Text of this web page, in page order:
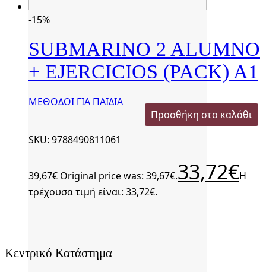
-15%
SUBMARINO 2 ALUMNO
+ EJERCICIOS (PACK) A1
ΜΕΘΟΔΟΙ ΓΙΑ ΠΑΙΔΙΑ
Προσθήκη στο καλάθι
SKU: 9788490811061
39,67€ Original price was: 39,67€.33,72€Η
τρέχουσα τιμή είναι: 33,72€.
Κεντρικό Κατάστημα